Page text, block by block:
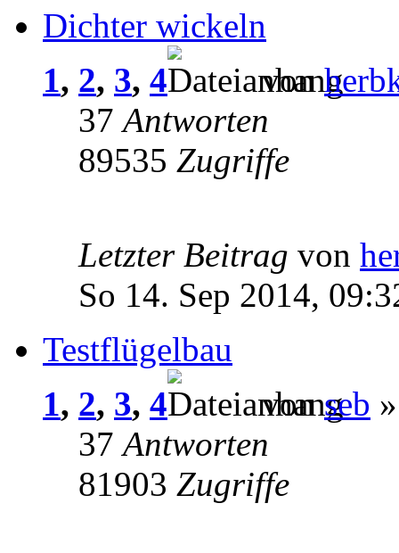
Dichter wickeln
1, 2, 3, 4 von
37Antworten
89535 Zugriffe
Letzter Beitrag von
So 14. Sep 2014,
Testflügelbau
1, 2, 3, 4 vonseb
37Antworten
81903 Zugriffe